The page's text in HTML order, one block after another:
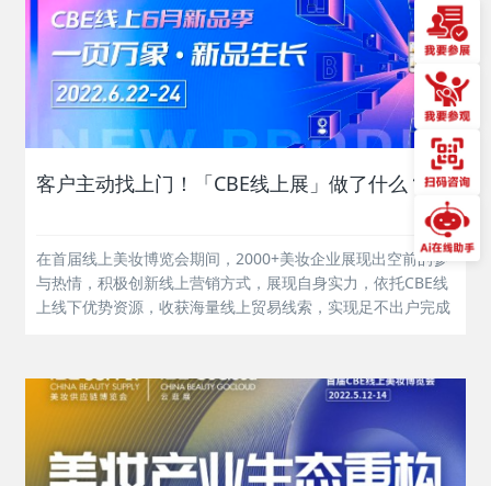
客户主动找上门！「CBE线上展」做了什么？
在首届线上美妆博览会期间，2000+美妆企业展现出空前的参
与热情，积极创新线上营销方式，展现自身实力，依托CBE线
上线下优势资源，收获海量线上贸易线索，实现足不出户完成